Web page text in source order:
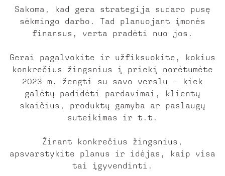
Sakoma, kad gera strategija sudaro pusę
sėkmingo darbo. Tad planuojant įmonės
finansus, verta pradėti nuo jos.
Gerai pagalvokite ir užfiksuokite, kokius
konkrečius žingsnius į priekį norėtumėte
2023 m. žengti su savo verslu – kiek
galėtų padidėti pardavimai, klientų
skaičius, produktų gamyba ar paslaugų
suteikimas ir t.t.
Žinant konkrečius žingsnius,
apsvarstykite planus ir idėjas, kaip visa
tai įgyvendinti.